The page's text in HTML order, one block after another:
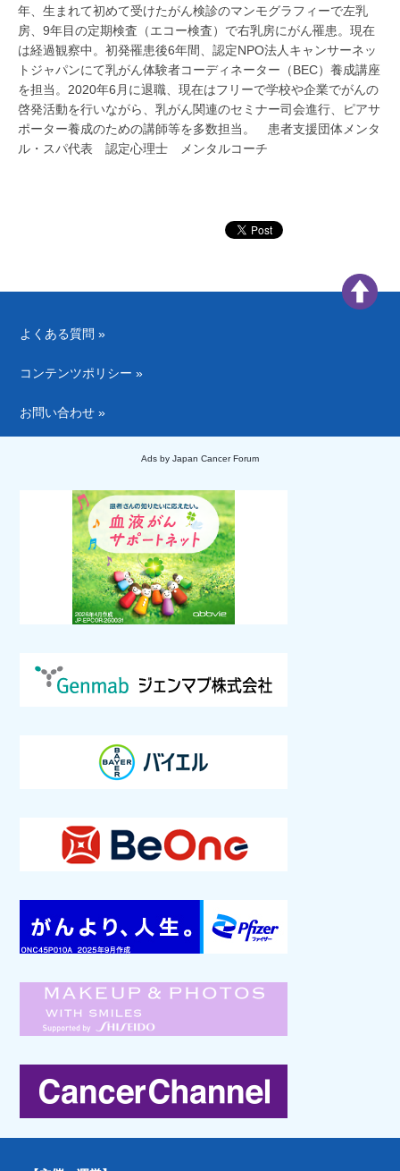
年、生まれて初めて受けたがん検診のマンモグラフィーで左乳
房、9年目の定期検査（エコー検査）で右乳房にがん罹患。現在
は経過観察中。初発罹患後6年間、認定NPO法人キャンサーネッ
トジャパンにて乳がん体験者コーディネーター（BEC）養成講座
を担当。2020年6月に退職、現在はフリーで学校や企業でがんの
啓発活動を行いながら、乳がん関連のセミナー司会進行、ピアサ
ポーター養成のための講師等を多数担当。 患者支援団体メンタ
ル・スパ代表 認定心理士 メンタルコーチ
よくある質問 »
コンテンツポリシー »
お問い合わせ »
Ads by Japan Cancer Forum